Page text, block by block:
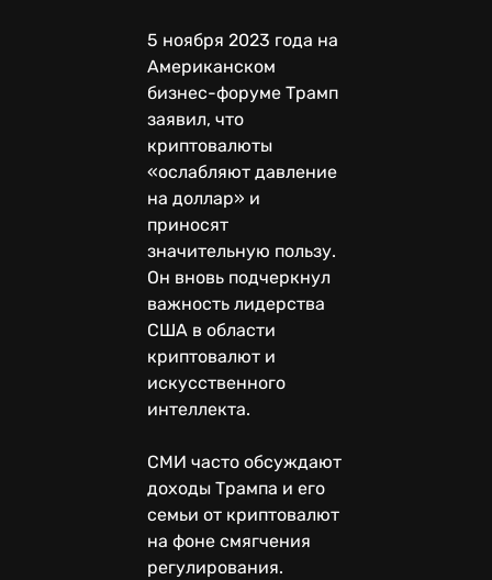
5 ноября 2023 года на
Американском
бизнес-форуме Трамп
заявил, что
криптовалюты
«ослабляют давление
на доллар» и
приносят
значительную пользу.
Он вновь подчеркнул
важность лидерства
США в области
криптовалют и
искусственного
интеллекта.
СМИ часто обсуждают
доходы Трампа и его
семьи от криптовалют
на фоне смягчения
регулирования.